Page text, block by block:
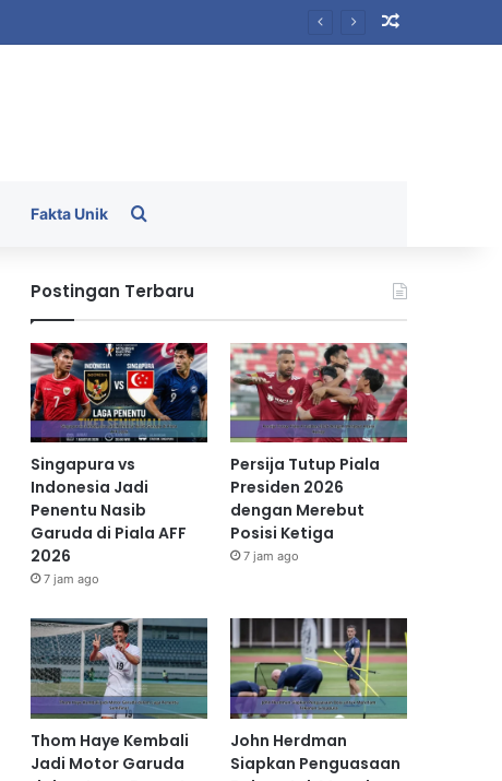
Fakta Unik
Postingan Terbaru
Singapura vs
Indonesia Jadi
Penentu Nasib
Garuda di Piala AFF
2026
7 jam ago
Persija Tutup Piala
Presiden 2026
dengan Merebut
Posisi Ketiga
7 jam ago
Thom Haye Kembali
Jadi Motor Garuda
John Herdman
Siapkan Penguasaan